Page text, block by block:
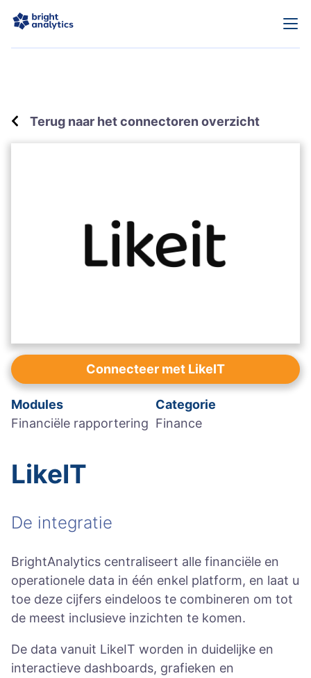
Terug naar het connectoren overzicht
Connecteer met LikeIT
Modules
Financiële rapportering
Categorie
Finance
LikeIT
De integratie
BrightAnalytics centraliseert alle financiële en
operationele data in één enkel platform, en laat u
toe deze cijfers eindeloos te combineren om tot
de meest inclusieve inzichten te komen.
De data vanuit LikeIT worden in duidelijke en
interactieve dashboards, grafieken en